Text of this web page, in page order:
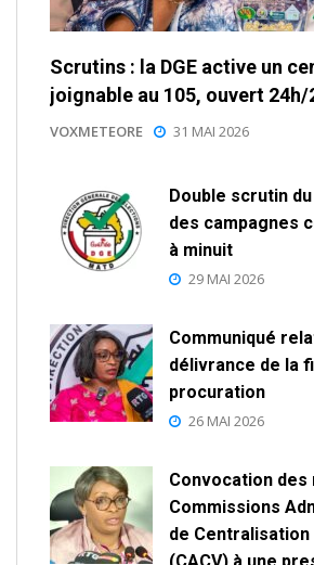
Scrutins : la DGE active un
joignable au 105, ouvert
VOXMETEORE 31 MAI 2026
Double scrutin
des campagnes
à minuit
29 MAI 2026
Communiqué
délivrance de la
procuration
26 MAI 2026
Convocation des
Commissions
de